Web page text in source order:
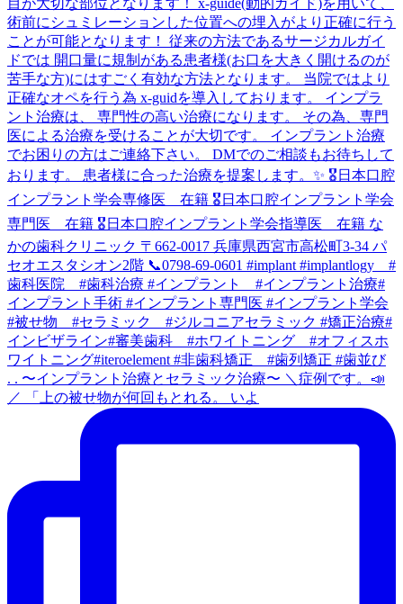
. . 〜インプラント治療とセラミック治療〜 ＼症例です。📣
／ 「上の被せ物が何回もとれる。 いよ